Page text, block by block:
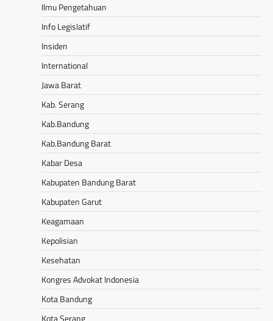
Ilmu Pengetahuan
Info Legislatif
Insiden
International
Jawa Barat
Kab. Serang
Kab.Bandung
Kab.Bandung Barat
Kabar Desa
Kabupaten Bandung Barat
Kabupaten Garut
Keagamaan
Kepolisian
Kesehatan
Kongres Advokat Indonesia
Kota Bandung